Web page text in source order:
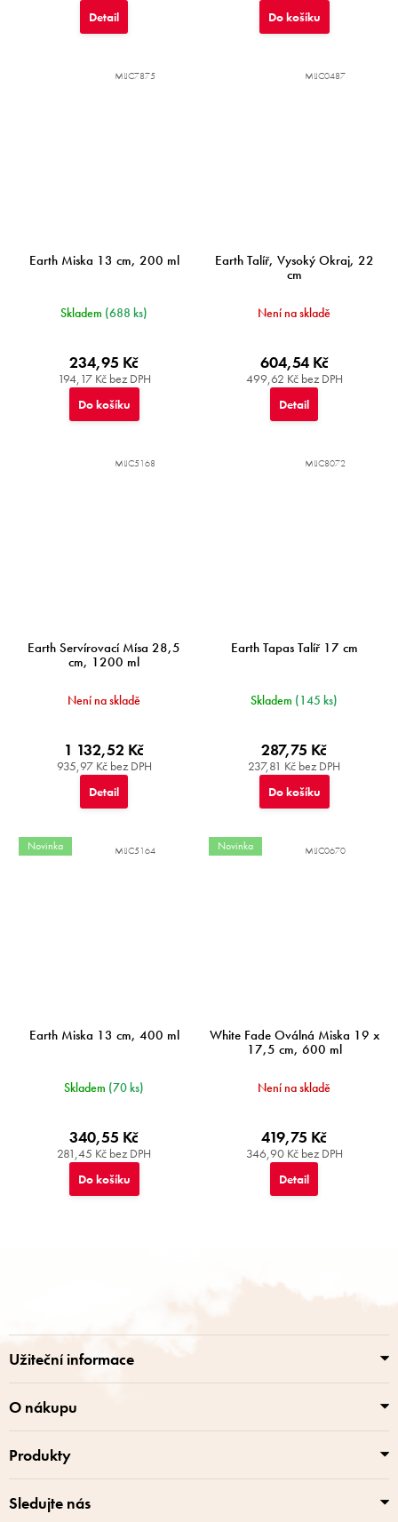
Detail Do košíku
Earth Miska 13 cm, 200 ml
Skladem (688 ks)
194,17 Kč bez DPH
234,95 Kč
Do košíku
MIJC7875
Earth Talíř, Vysoký Okraj, 22
cm
Není na skladě
499,62 Kč bez DPH
604,54 Kč
Detail
MIJC0487
Earth Servírovací Mísa 28,5
cm, 1200 ml
Není na skladě
935,97 Kč bez DPH
1 132,52 Kč
Detail
MIJC5168
Earth Tapas Talíř 17 cm
Skladem (145 ks)
237,81 Kč bez DPH
287,75 Kč
Do košíku
MIJC8072
Novinka
Earth Miska 13 cm, 400 ml
Skladem (70 ks)
281,45 Kč bez DPH
340,55 Kč
Do košíku
MIJC5164 Novinka
White Fade Oválná Miska 19 x
17,5 cm, 600 ml
Není na skladě
346,90 Kč bez DPH
419,75 Kč
Detail
MIJC0670
Užiteční informace
O nákupu
Produkty
Sledujte nás